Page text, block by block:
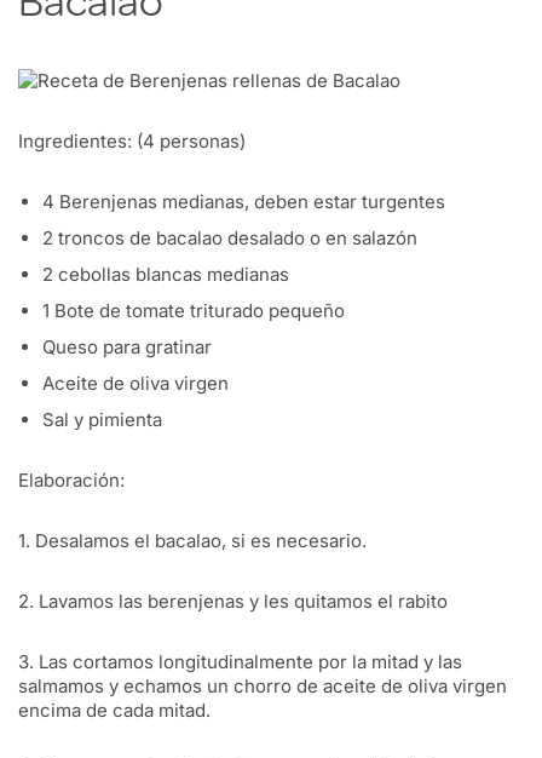
Ingredientes: (4 personas)
4 Berenjenas medianas, deben estar turgentes
2 troncos de bacalao desalado o en salazón
2 cebollas blancas medianas
1 Bote de tomate triturado pequeño
Queso para gratinar
Aceite de oliva virgen
Sal y pimienta
Elaboración:
1. Desalamos el bacalao, si es necesario.
2. Lavamos las berenjenas y les quitamos el rabito
3. Las cortamos longitudinalmente por la mitad y las
salmamos y echamos un chorro de aceite de oliva virgen
encima de cada mitad.